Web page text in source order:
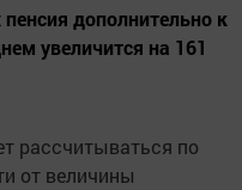
пенсия дополнительно к
увеличится на 161
рассчитываться по
от величины